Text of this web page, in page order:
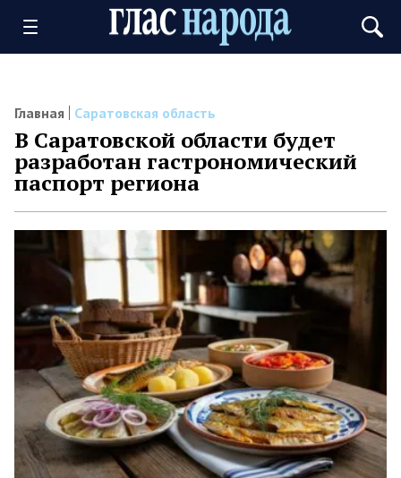
Главная Саратовская область
В Саратовской области будет
разработан гастрономический
паспорт региона